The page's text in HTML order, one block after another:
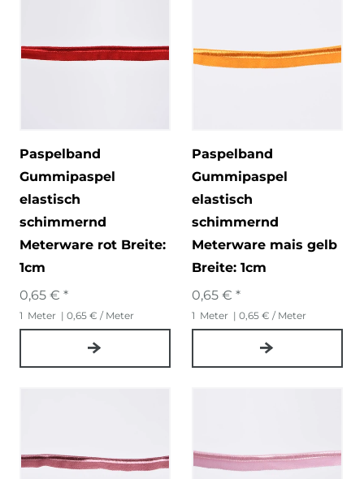
Paspelband
Gummipaspel
elastisch
schimmernd
Meterware rot Breite:
1cm
0,65 € *
1 Meter | 0,65 € / Meter
Paspelband
Gummipaspel
elastisch
schimmernd
Meterware mais gelb
Breite: 1cm
0,65 € *
1 Meter | 0,65 € / Meter